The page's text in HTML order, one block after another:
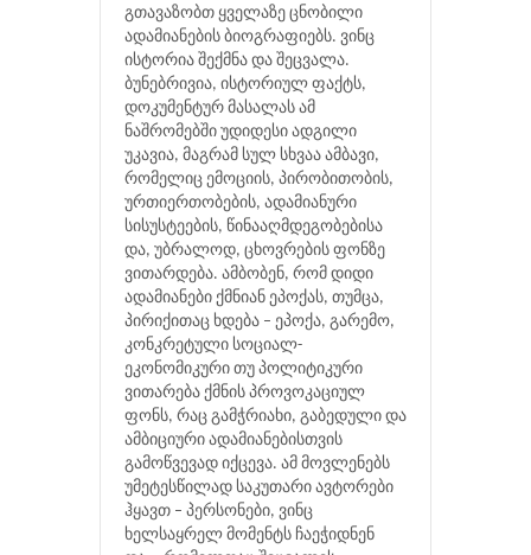
გთავაზობთ ყველაზე ცნობილი
ადამიანების ბიოგრაფიებს. ვინც
ისტორია შექმნა და შეცვალა.
ბუნებრივია, ისტორიულ ფაქტს,
დოკუმენტურ მასალას ამ
ნაშრომებში უდიდესი ადგილი
უკავია, მაგრამ სულ სხვაა ამბავი,
რომელიც ემოციის, პირობითობის,
ურთიერთობების, ადამიანური
სისუსტეების, წინააღმდეგობებისა
და, უბრალოდ, ცხოვრების ფონზე
ვითარდება. ამბობენ, რომ დიდი
ადამიანები ქმნიან ეპოქას, თუმცა,
პირიქითაც ხდება – ეპოქა, გარემო,
კონკრეტული სოციალ-
ეკონომიკური თუ პოლიტიკური
ვითარება ქმნის პროვოკაციულ
ფონს, რაც გამჭრიახი, გაბედული და
ამბიციური ადამიანებისთვის
გამოწვევად იქცევა. ამ მოვლენებს
უმეტესწილად საკუთარი ავტორები
ჰყავთ – პერსონები, ვინც
ხელსაყრელ მომენტს ჩაეჭიდნენ